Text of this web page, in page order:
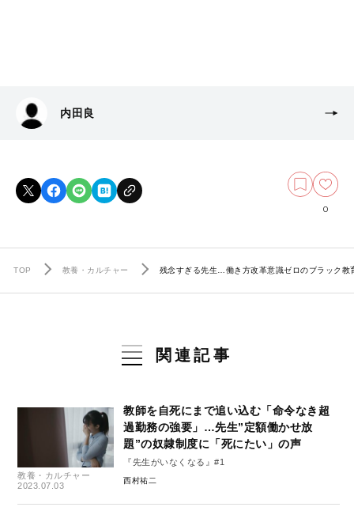
内田良
0
TOP 教養・カルチャー 残念すぎる先生…働き方改革意識ゼロのブラック教
関連記事
教養・カルチャー
2023.07.03
教師を自死にまで追い込む「命令なき超
過勤務の強要」…先生”定額働かせ放
題”の奴隷制度に「死にたい」の声
『先生がいなくなる』#1
西村祐二